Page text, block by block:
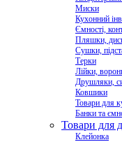
Миски
Кухонний
Ємності,
Пляшки,
Сушки,
Терки
Лійки,
Друшляки,
Ковшики
Товари для
Банки та
Товари для
Клейонка